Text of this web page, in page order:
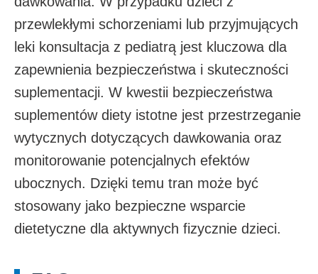
przewlekłymi schorzeniami lub przyjmujących
leki konsultacja z pediatrą jest kluczowa dla
zapewnienia bezpieczeństwa i skuteczności
suplementacji. W kwestii bezpieczeństwa
suplementów diety istotne jest przestrzeganie
wytycznych dotyczących dawkowania oraz
monitorowanie potencjalnych efektów
ubocznych. Dzięki temu tran może być
stosowany jako bezpieczne wsparcie
dietetyczne dla aktywnych fizycznie dzieci.